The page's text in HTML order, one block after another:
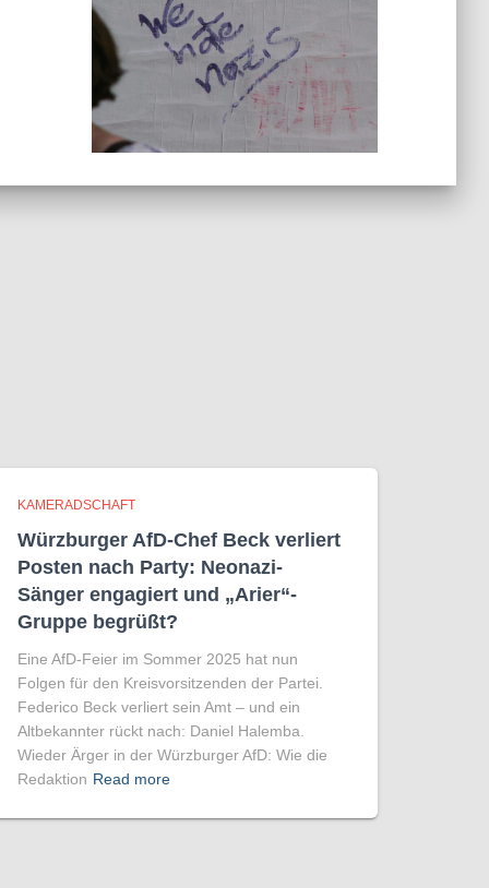
KAMERADSCHAFT
Würzburger AfD-Chef Beck verliert
Posten nach Party: Neonazi-
Sänger engagiert und „Arier“-
Gruppe begrüßt?
Eine AfD-Feier im Sommer 2025 hat nun
Folgen für den Kreisvorsitzenden der Partei.
Federico Beck verliert sein Amt – und ein
Altbekannter rückt nach: Daniel Halemba.
Wieder Ärger in der Würzburger AfD: Wie die
Redaktion Read more